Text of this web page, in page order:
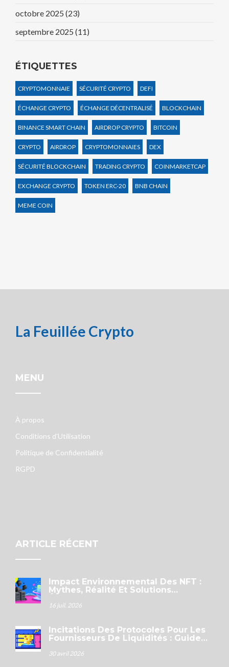
octobre 2025 (23)
septembre 2025 (11)
ÉTIQUETTES
CRYPTOMONNAIE SÉCURITÉ CRYPTO DEFI
ÉCHANGE CRYPTO ÉCHANGE DÉCENTRALISÉ BLOCKCHAIN
BINANCE SMART CHAIN AIRDROP CRYPTO BITCOIN
CRYPTO AIRDROP CRYPTOMONNAIES DEX
SÉCURITÉ BLOCKCHAIN TRADING CRYPTO COINMARKETCAP
EXCHANGE CRYPTO TOKEN ERC-20 BNB CHAIN
MEME COIN
La Feuillée Crypto
MENU
À propos
Conditions d'Utilisation
Politique de Confidentialité
RGPD
ARTICLE RÉCENT
Impact Environnemental Des NFT :
Mythes, Réalité Et Solutions
16 juil. 2026
Incitations Des Protocoles Pour Les
Fournisseurs De Liquidités : Guide
30 avril 2026